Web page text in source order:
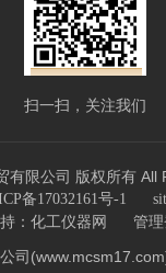
扫一扫，关注我们
有限公司 版权所有 All
备17032161号-1
： 化工仪器网 管
公司